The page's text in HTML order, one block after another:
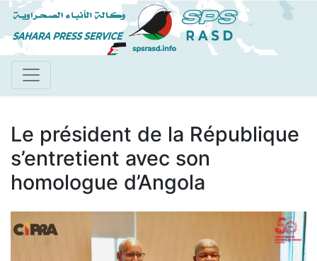
Aller
au
contenu
Le président de la République
s’entretient avec son
homologue d’Angola